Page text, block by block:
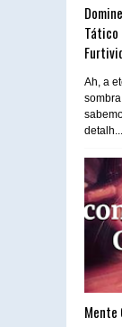
Tático
Ah, a
detalh...
Mente